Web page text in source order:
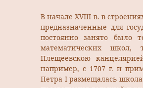
В начале XVIII в. в
предназначенные для
постоянно занято было
математических
Плещеевскою
например, с 1707 г. и
Петра I размещалась школа